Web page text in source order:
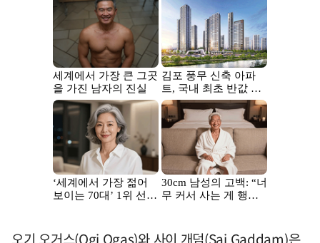
오기 오거스(Ogi Ogas)와 사이 개덤(Sai Gaddam)은